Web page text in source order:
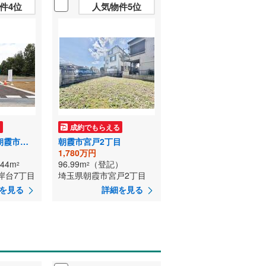
4位
COCOYUNO 朝霞市根岸台7丁目
2
台7丁目
見る
人気物件5位
成約でもらえる
朝霞市宮戸2丁目
1,780万円
96.99m2
（登記）
埼玉県朝霞市宮戸2丁目
詳細を見る